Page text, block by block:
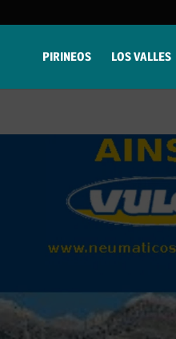
PIRINEOS LOS VALLES